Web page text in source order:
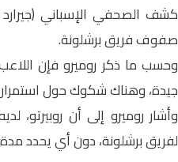
كشف الصحفي الإسباني
صفوف فريق برشلونة.
وحسب ما ذكر روميرو فإن
جيدة، وهناك شكوك حول
وأشار روميرو إلى أن روبيرتو،
لفريق برشلونة، دون أي يحدد